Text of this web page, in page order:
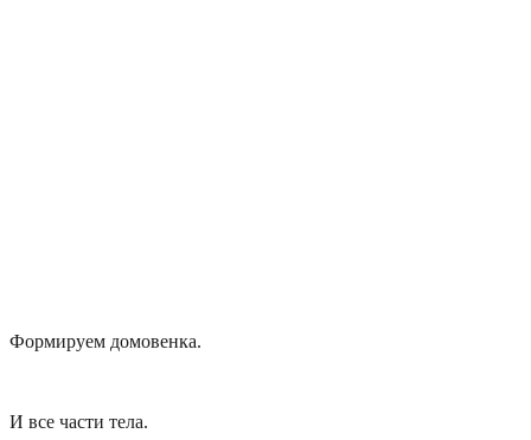
Формируем домовенка.
И все части тела.